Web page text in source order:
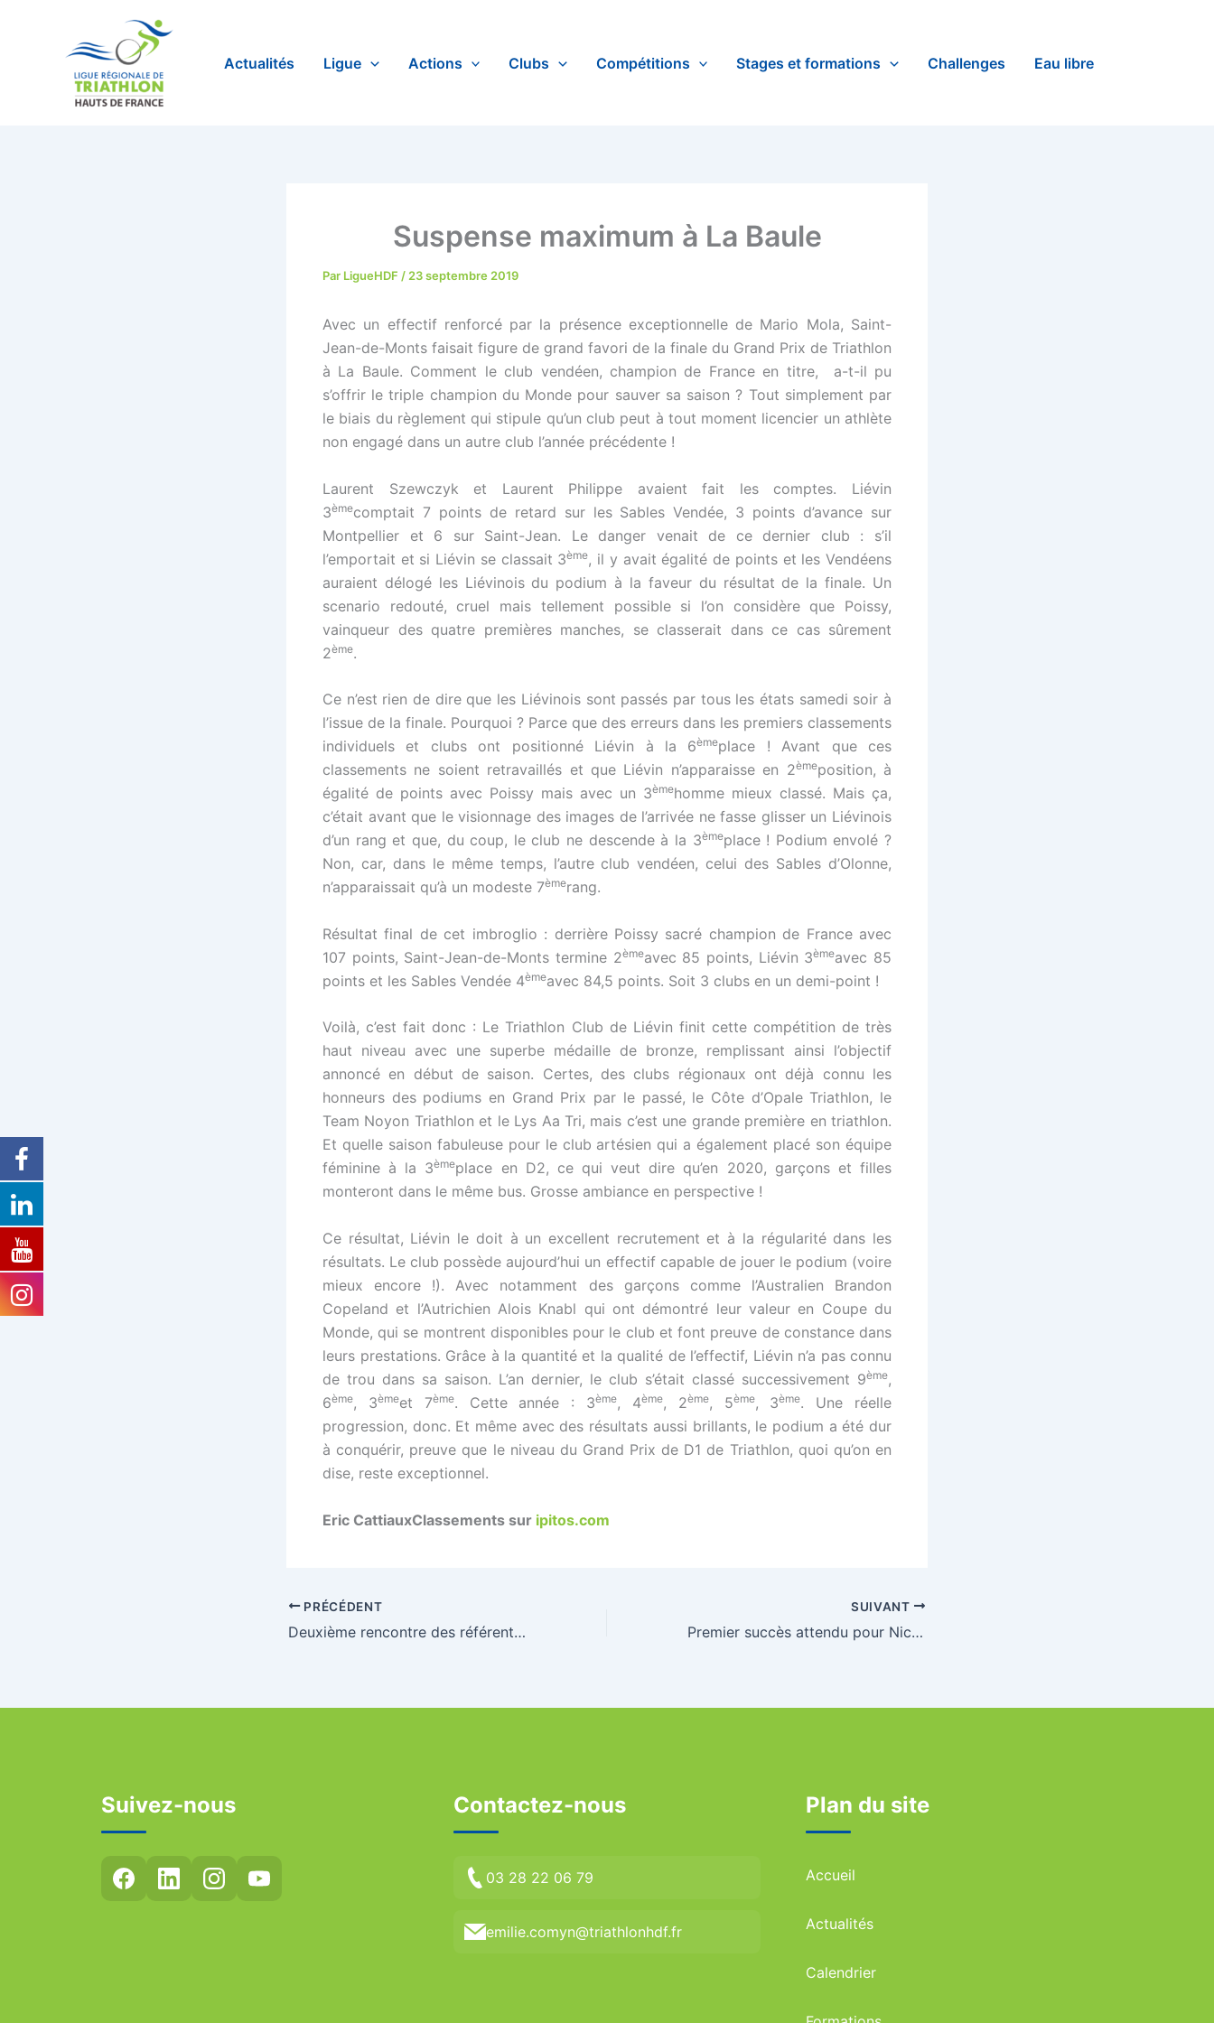
Actualités Ligue Actions Clubs Compétitions Stages et formations Challenges Eau libre
Suspense maximum à La Baule
Par LigueHDF / 23 septembre 2019
Avec un effectif renforcé par la présence exceptionnelle de Mario Mola, Saint-
Jean-de-Monts faisait figure de grand favori de la finale du Grand Prix de Triathlon
à La Baule. Comment le club vendéen, champion de France en titre, a-t-il pu
s’offrir le triple champion du Monde pour sauver sa saison ? Tout simplement par
le biais du règlement qui stipule qu’un club peut à tout moment licencier un athlète
non engagé dans un autre club l’année précédente !
Laurent Szewczyk et Laurent Philippe avaient fait les comptes. Liévin
3èmecomptait 7 points de retard sur les Sables Vendée, 3 points d’avance sur
Montpellier et 6 sur Saint-Jean. Le danger venait de ce dernier club : s’il
l’emportait et si Liévin se classait 3ème, il y avait égalité de points et les Vendéens
auraient délogé les Liévinois du podium à la faveur du résultat de la finale. Un
scenario redouté, cruel mais tellement possible si l’on considère que Poissy,
vainqueur des quatre premières manches, se classerait dans ce cas sûrement
2ème.
Ce n’est rien de dire que les Liévinois sont passés par tous les états samedi soir à
l’issue de la finale. Pourquoi ? Parce que des erreurs dans les premiers classements
individuels et clubs ont positionné Liévin à la 6èmeplace ! Avant que ces
classements ne soient retravaillés et que Liévin n’apparaisse en 2èmeposition, à
égalité de points avec Poissy mais avec un 3èmehomme mieux classé. Mais ça,
c’était avant que le visionnage des images de l’arrivée ne fasse glisser un Liévinois
d’un rang et que, du coup, le club ne descende à la 3èmeplace ! Podium envolé ?
Non, car, dans le même temps, l’autre club vendéen, celui des Sables d’Olonne,
n’apparaissait qu’à un modeste 7èmerang.
Résultat final de cet imbroglio : derrière Poissy sacré champion de France avec
107 points, Saint-Jean-de-Monts termine 2èmeavec 85 points, Liévin 3èmeavec 85
points et les Sables Vendée 4èmeavec 84,5 points. Soit 3 clubs en un demi-point !
Voilà, c’est fait donc : Le Triathlon Club de Liévin finit cette compétition de très
haut niveau avec une superbe médaille de bronze, remplissant ainsi l’objectif
annoncé en début de saison. Certes, des clubs régionaux ont déjà connu les
honneurs des podiums en Grand Prix par le passé, le Côte d’Opale Triathlon, le
Team Noyon Triathlon et le Lys Aa Tri, mais c’est une grande première en triathlon.
Et quelle saison fabuleuse pour le club artésien qui a également placé son équipe
féminine à la 3èmeplace en D2, ce qui veut dire qu’en 2020, garçons et filles
monteront dans le même bus. Grosse ambiance en perspective !
Ce résultat, Liévin le doit à un excellent recrutement et à la régularité dans les
résultats. Le club possède aujourd’hui un effectif capable de jouer le podium (voire
mieux encore !). Avec notamment des garçons comme l’Australien Brandon
Copeland et l’Autrichien Alois Knabl qui ont démontré leur valeur en Coupe du
Monde, qui se montrent disponibles pour le club et font preuve de constance dans
leurs prestations. Grâce à la quantité et la qualité de l’effectif, Liévin n’a pas connu
de trou dans sa saison. L’an dernier, le club s’était classé successivement 9ème,
6ème, 3èmeet 7ème. Cette année : 3ème, 4ème, 2ème, 5ème, 3ème. Une réelle
progression, donc. Et même avec des résultats aussi brillants, le podium a été dur
à conquérir, preuve que le niveau du Grand Prix de D1 de Triathlon, quoi qu’on en
dise, reste exceptionnel.
Eric CattiauxClassements sur ipitos.com
PRÉCÉDENT
Deuxième rencontre des référent-e-s Mixité
SUIVANT
Premier succès attendu pour Nicolas Marin
Suivez-nous Contactez-nous
03 28 22 06 79
emilie.comyn@triathlonhdf.fr
Plan du site
Accueil
Actualités
Calendrier